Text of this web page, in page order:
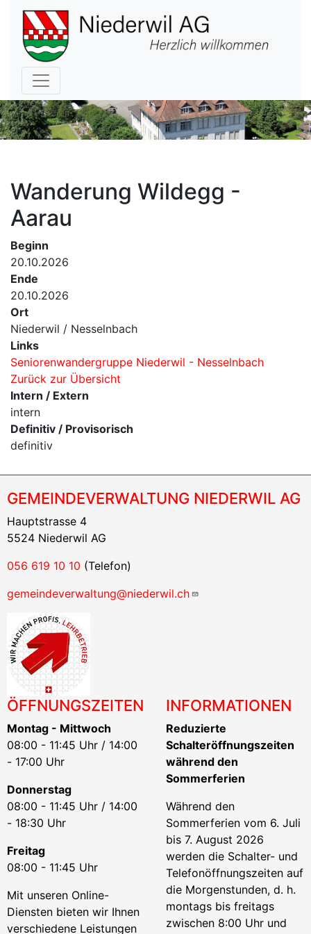
Hauptnavigation
Wanderung Wildegg -
Aarau
Beginn
20.10.2026
Ende
20.10.2026
Ort
Niederwil / Nesselnbach
Links
Seniorenwandergruppe Niederwil - Nesselnbach
Zurück zur Übersicht
Intern / Extern
intern
Definitiv / Provisorisch
definitiv
GEMEINDEVERWALTUNG NIEDERWIL AG
Hauptstrasse 4
5524 Niederwil AG
056 619 10 10 (Telefon)
gemeindeverwaltung@niederwil.ch
ÖFFNUNGSZEITEN
Montag - Mittwoch
08:00 - 11:45 Uhr / 14:00
- 17:00 Uhr
Donnerstag
08:00 - 11:45 Uhr / 14:00
- 18:30 Uhr
Freitag
08:00 - 11:45 Uhr
Mit unseren Online-
Diensten bieten wir Ihnen
verschiedene Leistungen
INFORMATIONEN
Reduzierte
Schalteröffnungszeiten
während den
Sommerferien
Während den
Sommerferien vom 6. Juli
bis 7. August 2026
werden die Schalter- und
Telefonöffnungszeiten auf
die Morgenstunden, d. h.
montags bis freitags
zwischen 8:00 Uhr und